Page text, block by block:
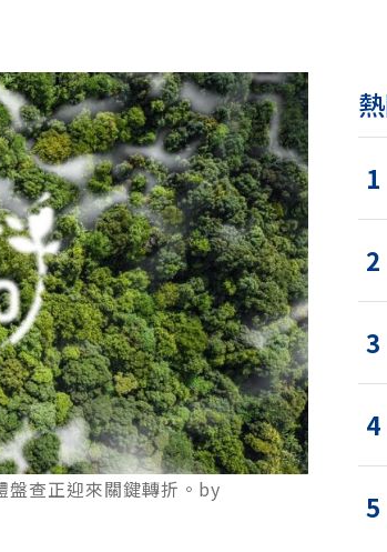
盤查正迎來關鍵轉折。by
1
2
3
4
5